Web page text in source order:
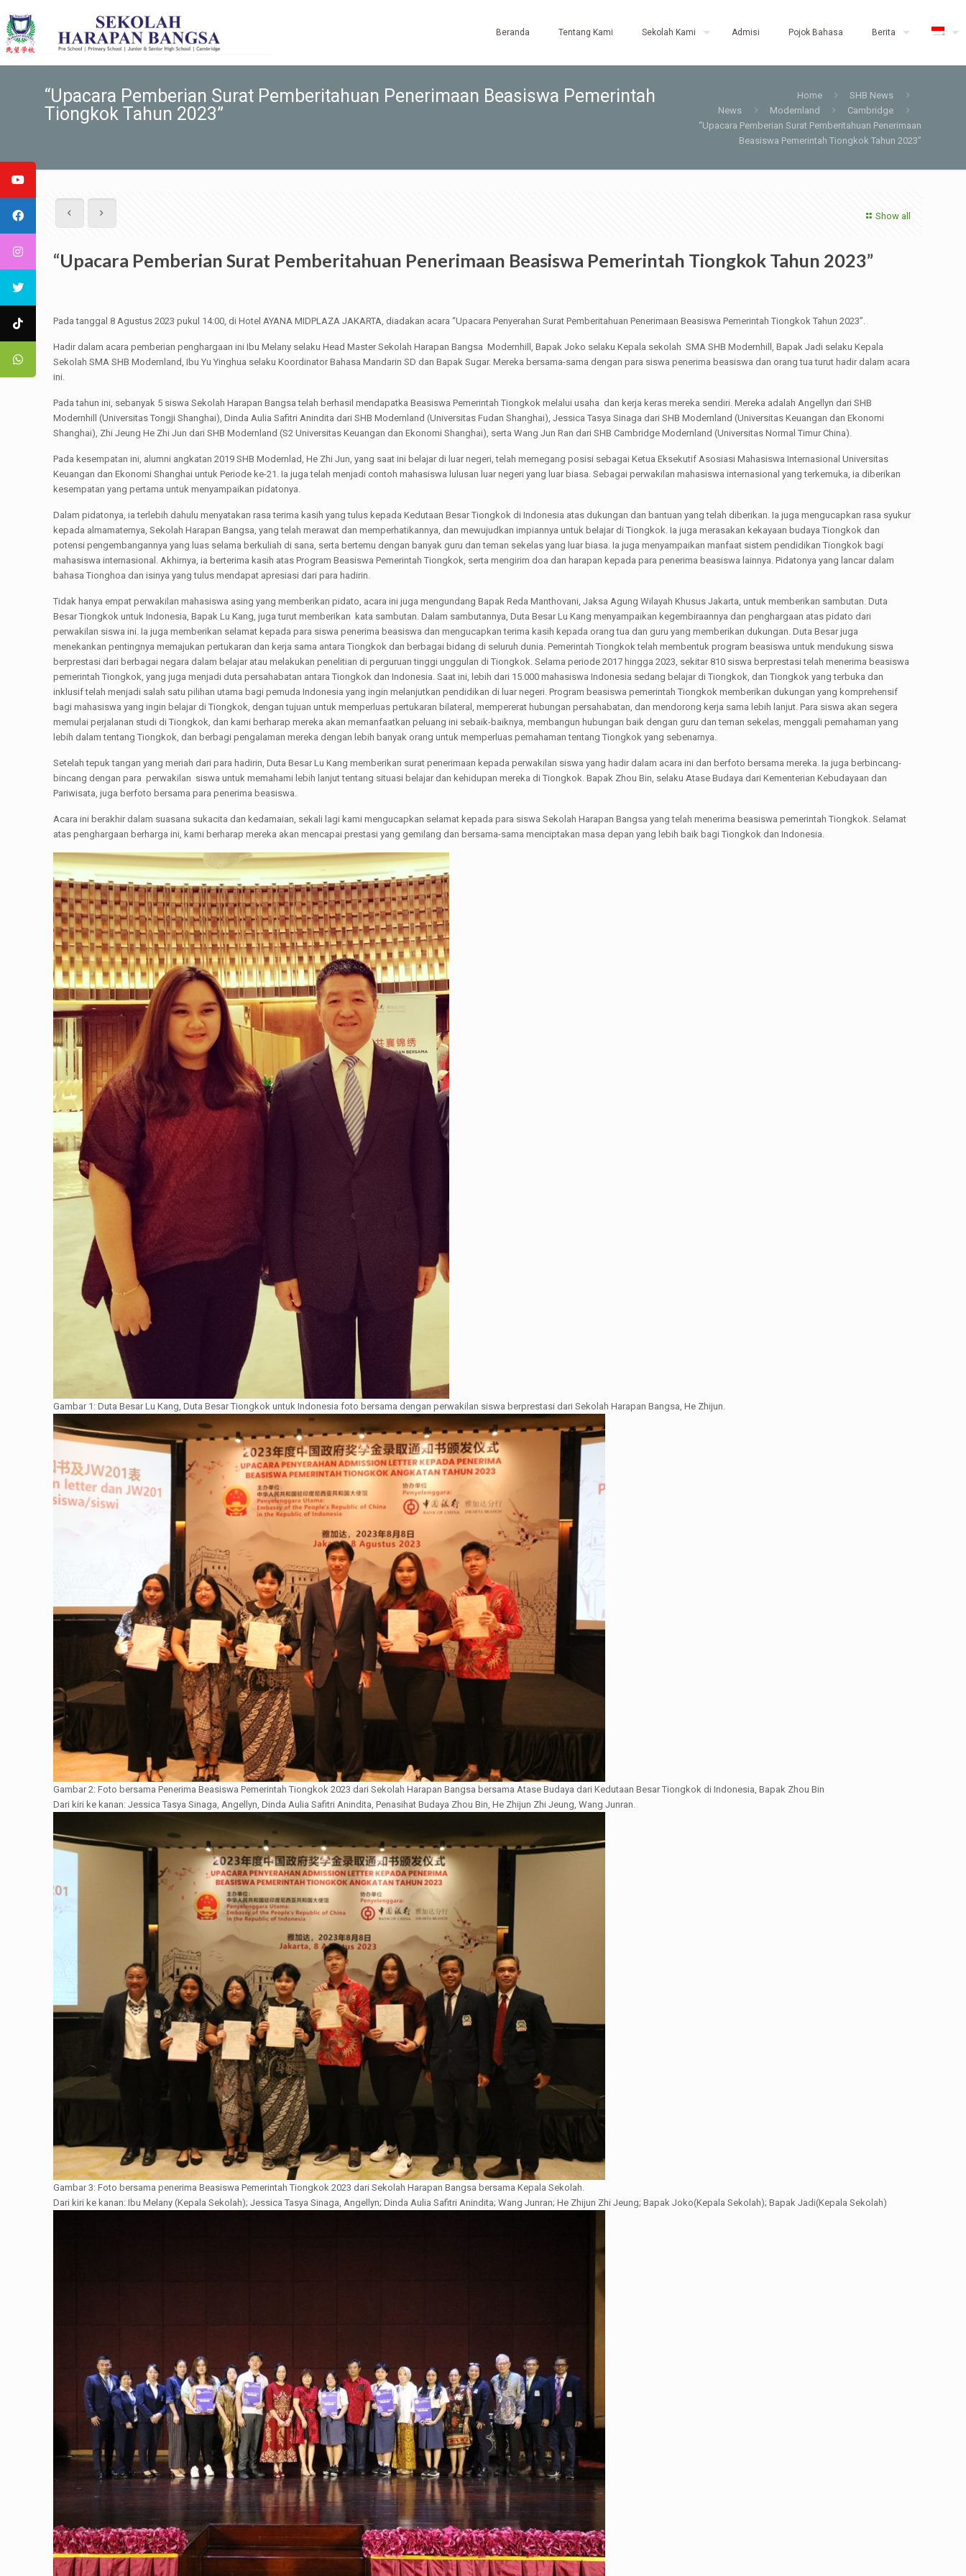
Beranda Tentang Kami Sekolah Kami Admisi Pojok Bahasa Berita
“Upacara Pemberian Surat Pemberitahuan Penerimaan Beasiswa Pemerintah
Tiongkok Tahun 2023”
Home
SHB News
News
Modernland
Cambridge
“Upacara Pemberian Surat Pemberitahuan Penerimaan
Beasiswa Pemerintah Tiongkok Tahun 2023”
Show all
“Upacara Pemberian Surat Pemberitahuan Penerimaan Beasiswa Pemerintah Tiongkok Tahun 2023”
Pada tanggal 8 Agustus 2023 pukul 14:00, di Hotel AYANA MIDPLAZA JAKARTA, diadakan acara “Upacara Penyerahan Surat Pemberitahuan Penerimaan Beasiswa Pemerintah Tiongkok Tahun 2023”.
Hadir dalam acara pemberian penghargaan ini Ibu Melany selaku Head Master Sekolah Harapan Bangsa Modernhill, Bapak Joko selaku Kepala sekolah SMA SHB Modernhill, Bapak Jadi selaku Kepala
Sekolah SMA SHB Modernland, Ibu Yu Yinghua selaku Koordinator Bahasa Mandarin SD dan Bapak Sugar. Mereka bersama-sama dengan para siswa penerima beasiswa dan orang tua turut hadir dalam acara
ini.
Pada tahun ini, sebanyak 5 siswa Sekolah Harapan Bangsa telah berhasil mendapatka Beasiswa Pemerintah Tiongkok melalui usaha dan kerja keras mereka sendiri. Mereka adalah Angellyn dari SHB
Modernhill (Universitas Tongji Shanghai), Dinda Aulia Safitri Anindita dari SHB Modernland (Universitas Fudan Shanghai), Jessica Tasya Sinaga dari SHB Modernland (Universitas Keuangan dan Ekonomi
Shanghai), Zhi Jeung He Zhi Jun dari SHB Modernland (S2 Universitas Keuangan dan Ekonomi Shanghai), serta Wang Jun Ran dari SHB Cambridge Modernland (Universitas Normal Timur China).
Pada kesempatan ini, alumni angkatan 2019 SHB Modernlad, He Zhi Jun, yang saat ini belajar di luar negeri, telah memegang posisi sebagai Ketua Eksekutif Asosiasi Mahasiswa Internasional Universitas
Keuangan dan Ekonomi Shanghai untuk Periode ke-21. Ia juga telah menjadi contoh mahasiswa lulusan luar negeri yang luar biasa. Sebagai perwakilan mahasiswa internasional yang terkemuka, ia diberikan
kesempatan yang pertama untuk menyampaikan pidatonya.
Dalam pidatonya, ia terlebih dahulu menyatakan rasa terima kasih yang tulus kepada Kedutaan Besar Tiongkok di Indonesia atas dukungan dan bantuan yang telah diberikan. Ia juga mengucapkan rasa syukur
kepada almamaternya, Sekolah Harapan Bangsa, yang telah merawat dan memperhatikannya, dan mewujudkan impiannya untuk belajar di Tiongkok. Ia juga merasakan kekayaan budaya Tiongkok dan
potensi pengembangannya yang luas selama berkuliah di sana, serta bertemu dengan banyak guru dan teman sekelas yang luar biasa. Ia juga menyampaikan manfaat sistem pendidikan Tiongkok bagi
mahasiswa internasional. Akhirnya, ia berterima kasih atas Program Beasiswa Pemerintah Tiongkok, serta mengirim doa dan harapan kepada para penerima beasiswa lainnya. Pidatonya yang lancar dalam
bahasa Tionghoa dan isinya yang tulus mendapat apresiasi dari para hadirin.
Tidak hanya empat perwakilan mahasiswa asing yang memberikan pidato, acara ini juga mengundang Bapak Reda Manthovani, Jaksa Agung Wilayah Khusus Jakarta, untuk memberikan sambutan. Duta
Besar Tiongkok untuk Indonesia, Bapak Lu Kang, juga turut memberikan kata sambutan. Dalam sambutannya, Duta Besar Lu Kang menyampaikan kegembiraannya dan penghargaan atas pidato dari
perwakilan siswa ini. Ia juga memberikan selamat kepada para siswa penerima beasiswa dan mengucapkan terima kasih kepada orang tua dan guru yang memberikan dukungan. Duta Besar juga
menekankan pentingnya memajukan pertukaran dan kerja sama antara Tiongkok dan berbagai bidang di seluruh dunia. Pemerintah Tiongkok telah membentuk program beasiswa untuk mendukung siswa
berprestasi dari berbagai negara dalam belajar atau melakukan penelitian di perguruan tinggi unggulan di Tiongkok. Selama periode 2017 hingga 2023, sekitar 810 siswa berprestasi telah menerima beasiswa
pemerintah Tiongkok, yang juga menjadi duta persahabatan antara Tiongkok dan Indonesia. Saat ini, lebih dari 15.000 mahasiswa Indonesia sedang belajar di Tiongkok, dan Tiongkok yang terbuka dan
inklusif telah menjadi salah satu pilihan utama bagi pemuda Indonesia yang ingin melanjutkan pendidikan di luar negeri. Program beasiswa pemerintah Tiongkok memberikan dukungan yang komprehensif
bagi mahasiswa yang ingin belajar di Tiongkok, dengan tujuan untuk memperluas pertukaran bilateral, mempererat hubungan persahabatan, dan mendorong kerja sama lebih lanjut. Para siswa akan segera
memulai perjalanan studi di Tiongkok, dan kami berharap mereka akan memanfaatkan peluang ini sebaik-baiknya, membangun hubungan baik dengan guru dan teman sekelas, menggali pemahaman yang
lebih dalam tentang Tiongkok, dan berbagi pengalaman mereka dengan lebih banyak orang untuk memperluas pemahaman tentang Tiongkok yang sebenarnya.
Setelah tepuk tangan yang meriah dari para hadirin, Duta Besar Lu Kang memberikan surat penerimaan kepada perwakilan siswa yang hadir dalam acara ini dan berfoto bersama mereka. Ia juga berbincang-
bincang dengan para perwakilan siswa untuk memahami lebih lanjut tentang situasi belajar dan kehidupan mereka di Tiongkok. Bapak Zhou Bin, selaku Atase Budaya dari Kementerian Kebudayaan dan
Pariwisata, juga berfoto bersama para penerima beasiswa.
Acara ini berakhir dalam suasana sukacita dan kedamaian, sekali lagi kami mengucapkan selamat kepada para siswa Sekolah Harapan Bangsa yang telah menerima beasiswa pemerintah Tiongkok. Selamat
atas penghargaan berharga ini, kami berharap mereka akan mencapai prestasi yang gemilang dan bersama-sama menciptakan masa depan yang lebih baik bagi Tiongkok dan Indonesia.
Gambar 1: Duta Besar Lu Kang, Duta Besar Tiongkok untuk Indonesia foto bersama dengan perwakilan siswa berprestasi dari Sekolah Harapan Bangsa, He Zhijun.
Gambar 2: Foto bersama Penerima Beasiswa Pemerintah Tiongkok 2023 dari Sekolah Harapan Bangsa bersama Atase Budaya dari Kedutaan Besar Tiongkok di Indonesia, Bapak Zhou Bin
Dari kiri ke kanan: Jessica Tasya Sinaga, Angellyn, Dinda Aulia Safitri Anindita, Penasihat Budaya Zhou Bin, He Zhijun Zhi Jeung, Wang Junran.
Gambar 3: Foto bersama penerima Beasiswa Pemerintah Tiongkok 2023 dari Sekolah Harapan Bangsa bersama Kepala Sekolah.
Dari kiri ke kanan: Ibu Melany (Kepala Sekolah); Jessica Tasya Sinaga, Angellyn; Dinda Aulia Safitri Anindita; Wang Junran; He Zhijun Zhi Jeung; Bapak Joko(Kepala Sekolah); Bapak Jadi(Kepala Sekolah)